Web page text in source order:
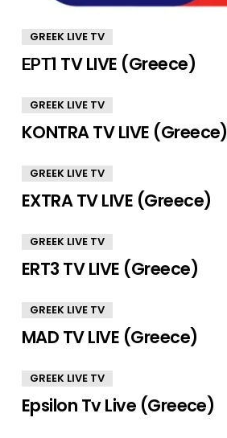
GREEK LIVE TV
ΕΡΤ1 TV LIVE (Greece)
GREEK LIVE TV
KONTRA TV LIVE (Greece)
GREEK LIVE TV
EXTRA TV LIVE (Greece)
GREEK LIVE TV
ERT3 TV LIVE (Greece)
GREEK LIVE TV
MAD TV LIVE (Greece)
GREEK LIVE TV
Epsilon Tv Live (Greece)